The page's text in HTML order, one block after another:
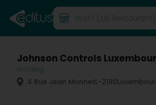
Johnson Controls
4 Rue Jean MonnetL-2180